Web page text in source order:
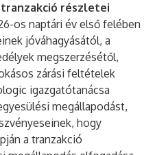
részletei
os naptári év első felében
jóváhagyásától, a
megszerzésétől,
zárási feltételek
igazgatótanácsa
megállapodást,
hogy
a tranzakció